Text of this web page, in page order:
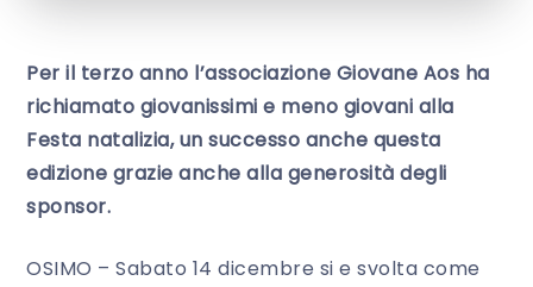
Per il terzo anno l’associazione Giovane Aos ha
richiamato giovanissimi e meno giovani alla
Festa natalizia, un successo anche questa
edizione grazie anche alla generosità degli
sponsor.
OSIMO – Sabato 14 dicembre si e svolta come